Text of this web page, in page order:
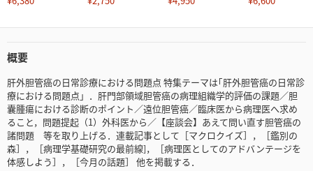
概要
肝外胆管癌の日常診療における問題点 特集テーマは｢肝外胆管癌の日常診
療における問題点」．肝門部領域胆管癌の病理組織学的評価の課題／胆
囊腫瘍における診断のポイント／遠位胆管癌／臨床医から病理医へ求め
ること，問題提起（1）外科医から／【座談会】あえて問い直す胆管癌の
諸問題 等を取り上げる．連載記事として［マクロクイズ］，［鑑別の
森］，［病理学基礎研究の最前線]，［病理医としてのアドバンテージを
体感しよう］，［今月の話題］ 他を掲載する．